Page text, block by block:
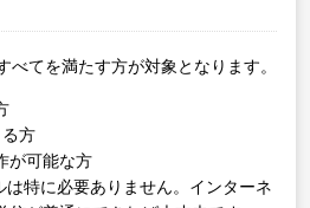
べてを満たす方が対象となります。
方
が可能な方
は特に必要ありません。インターネ